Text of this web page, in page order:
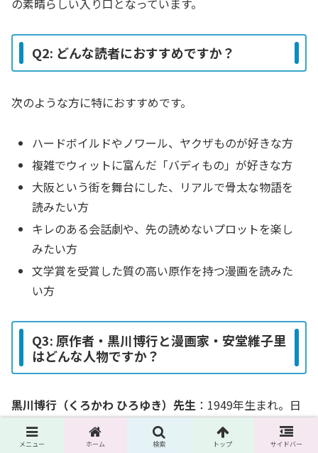
Q2: どんな読者におすすめですか？
次のような方に特におすすめです。
ハードボイルドやノワール、ヤクザものが好きな方
複雑でウィットに富んだ「バディもの」が好きな方
大阪という街を舞台にした、リアルで骨太な物語を
読みたい方
キレのある会話劇や、先の読めないプロットを楽し
みたい方
文学賞を受賞した質の高い原作を持つ漫画を読みた
い方
Q3: 原作者・黒川博行と漫画家・安堂維子里
はどんな人物ですか？
黒川博行（くろかわ ひろゆき）先生 ：1949年生まれ。日
本のミステリー、ハードボイルド界を代表する巨匠の一人
です。サントリーミステリー大賞や日本推理作家協会賞な
メニュー ホーム 検索 トップ サイドバー